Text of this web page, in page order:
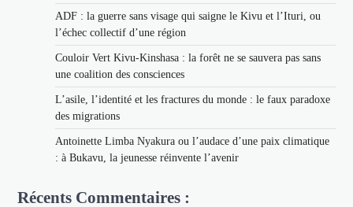
ADF : la guerre sans visage qui saigne le Kivu et l’Ituri, ou
l’échec collectif d’une région
Couloir Vert Kivu-Kinshasa : la forêt ne se sauvera pas sans
une coalition des consciences
L’asile, l’identité et les fractures du monde : le faux paradoxe
des migrations
Antoinette Limba Nyakura ou l’audace d’une paix climatique
: à Bukavu, la jeunesse réinvente l’avenir
Récents Commentaires :